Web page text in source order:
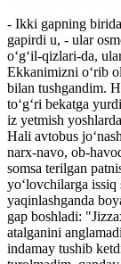
- Ikki gapning
gapirdi u, - ular
o‘g‘il-qizlari-da,
Ekkanimizni o‘rib
bilan tushgandim.
to‘g‘ri bekatga
iz yetmish
Hali avtobus
narx-navo, ob-
somsa terilgan
yo‘lovchilarga
yaqinlashganda
gap boshladi:
atalganini
indamay tushib